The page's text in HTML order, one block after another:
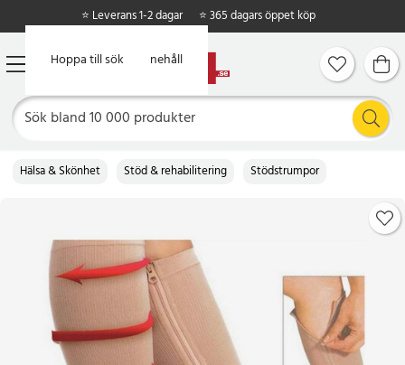
Hoppa till huvudinnehåll
Hoppa till sök
⭐ Leverans 1-2 dagar ⭐ 365 dagars öppet köp
Hälsa & Skönhet Stöd & rehabilitering Stödstrumpor